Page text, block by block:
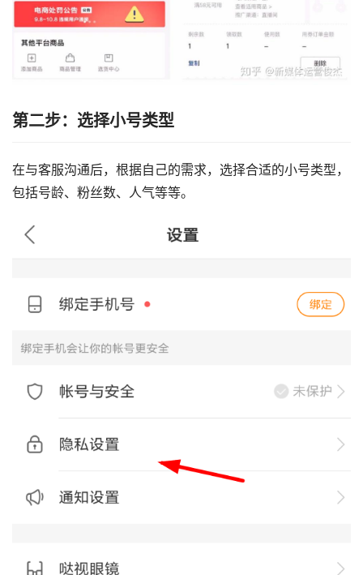
第二步：选择小号类型
在与客服沟通后，根据自己的需求，选择合适的小号类型，
包括号龄、粉丝数、人气等等。